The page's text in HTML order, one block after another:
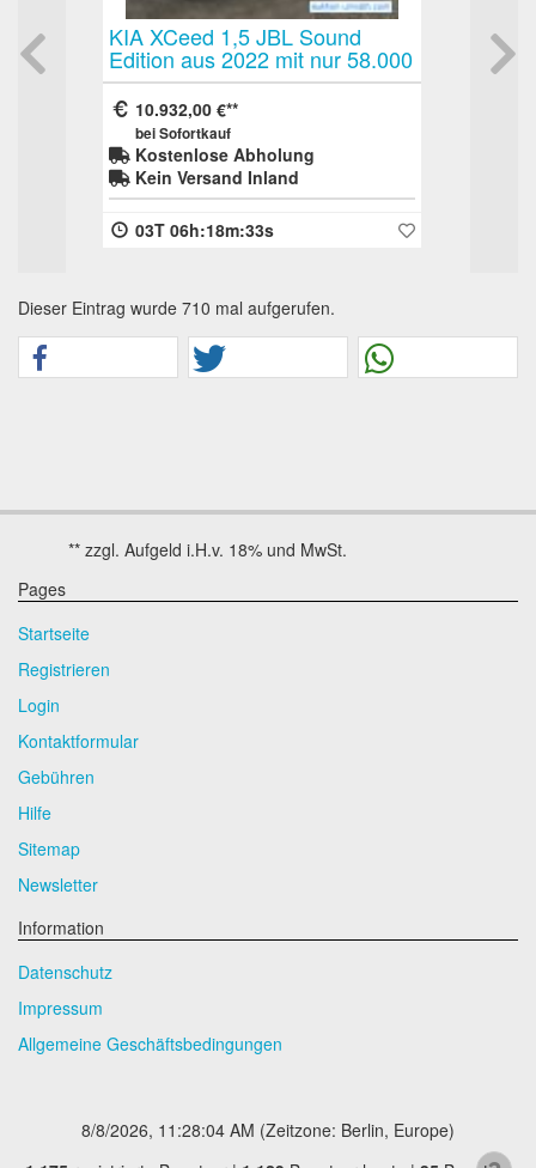
1,5 JBL Sound
2022 mit nur 58.000
Hand sehr gepflegt
- Leasingverwertung
Abholung
Inland
LoadLok Load Lok Multi
Stück Zwischenboden für
Sattelauflieger oder
Kostenlose Abholung
04T 22h:09m:11s
Dieser Eintrag wurde 710 mal aufgerufen.
Pages
Startseite
Registrieren
Login
Kontaktformular
Gebühren
Hilfe
Sitemap
Newsletter
Information
Datenschutz
Impressum
Allgemeine Geschäftsbedingungen
8/8/2026, 11:28:05 AM (Zeitzone: Berlin, Europe)